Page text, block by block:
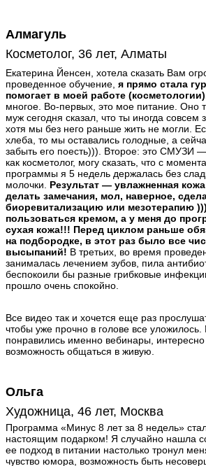
Алмагуль
Косметолог, 36 лет, Алматы
Екатерина Йенсен, хотела сказать Вам
проведенное обучение, я прямо стала
помогает в моей работе
многое. Во-первых, это мое питание. Оно
муж сегодня сказал, что ты иногда совсем
хотя мы без него раньше жить не могли.
хлеба, то мы оставались голодные, а
забыть его поесть))). Второе: это СМУЗИ
как косметолог, могу сказать, что с
программы я 5 недель держалась без
молочки. Результат — увлажненная
делать замечания, мол, наверное,
биоревитализацию или мезотерапию
пользоваться кремом, а у меня до
сухая кожа!!! Перед циклом раньше
на подбородке, в этот раз было все
высыпаний! В третьих, во время
занималась лечением зубов, пила
беспокоили бы разные грибковые
прошло очень спокойно.
Все видео так и хочется еще раз
чтобы уже прочно в голове все
понравились именно вебинары, интересно
возможность общаться в живую.
Ольга
Художница, 46 лет, Москва
Программа «Минус 8 лет за 8 недель»
настоящим подарком! Я случайно нашла
ее подход в питании настолько тронул
чувство юмора, возможность быть